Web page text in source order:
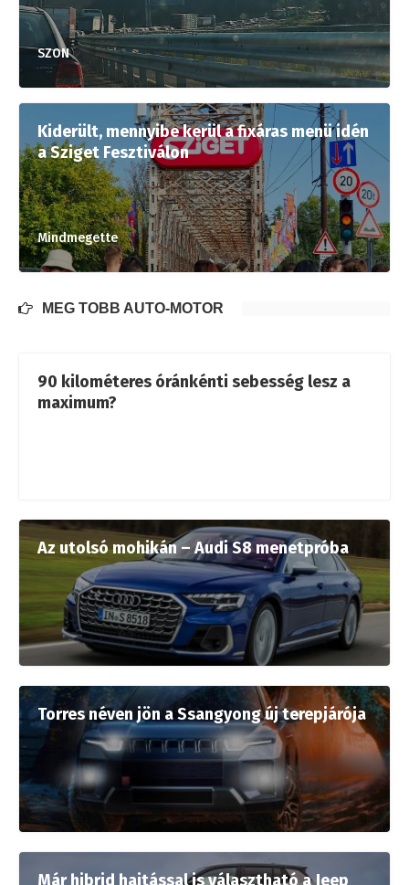
SZON
Kiderült, mennyibe kerül a fixáras menü idén
a Sziget Fesztiválon
Mindmegette
MÉG TÖBB AUTÓ-MOTOR
90 kilométeres óránkénti sebesség lesz a
maximum?
Az utolsó mohikán – Audi S8 menetpróba
Torres néven jön a Ssangyong új terepjárója
Már hibrid hajtással is választható a Jeep